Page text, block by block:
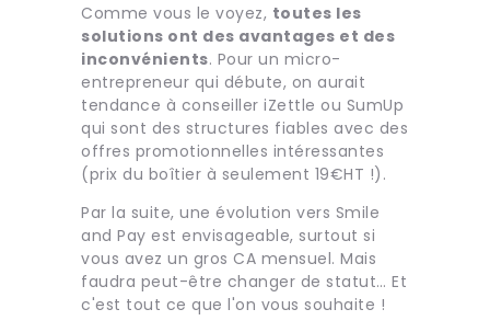
Comme vous le voyez, toutes les
solutions ont des avantages et des
inconvénients. Pour un micro-
entrepreneur qui débute, on aurait
tendance à conseiller iZettle ou SumUp
qui sont des structures fiables avec des
offres promotionnelles intéressantes
(prix du boîtier à seulement 19€HT !).
Par la suite, une évolution vers Smile
and Pay est envisageable, surtout si
vous avez un gros CA mensuel. Mais
faudra peut-être changer de statut… Et
c'est tout ce que l'on vous souhaite !